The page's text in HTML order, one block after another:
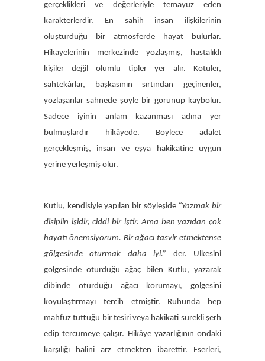
gerçeklikleri ve değerleriyle temayüz eden
karakterlerdir. En sahih insan ilişkilerinin
oluşturduğu bir atmosferde hayat bulurlar.
Hikayelerinin merkezinde yozlaşmış, hastalıklı
kişiler değil olumlu tipler yer alır. Kötüler,
sahtekârlar, başkasının sırtından geçinenler,
yozlaşanlar sahnede şöyle bir görünüp kaybolur.
Sadece iyinin anlam kazanması adına yer
bulmuşlardır hikâyede. Böylece adalet
gerçekleşmiş, insan ve eşya hakikatine uygun
yerine yerleşmiş olur.
Kutlu, kendisiyle yapılan bir söyleşide “Yazmak bir
disiplin işidir, ciddi bir iştir. Ama ben yazıdan çok
hayatı önemsiyorum. Bir ağacı tasvir etmektense
gölgesinde oturmak daha iyi.” der. Ülkesini
gölgesinde oturduğu ağaç bilen Kutlu, yazarak
dibinde oturduğu ağacı korumayı, gölgesini
koyulaştırmayı tercih etmiştir. Ruhunda hep
mahfuz tuttuğu bir tesiri veya hakikati sürekli şerh
edip tercümeye çalışır. Hikâye yazarlığının ondaki
karşılığı halini arz etmekten ibarettir. Eserleri,